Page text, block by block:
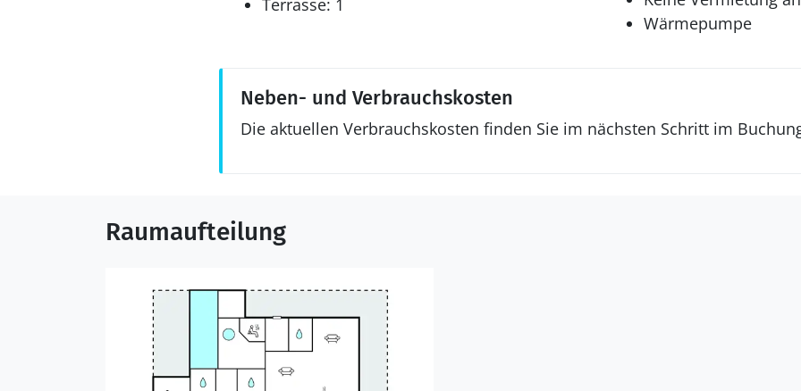
Terrasse: 1
Wärmepumpe
Neben- und Verbrauchskosten
Die aktuellen Verbrauchskosten finden Sie im nächsten Schritt im
Raumaufteilung